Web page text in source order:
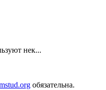
нек...
обязательна.